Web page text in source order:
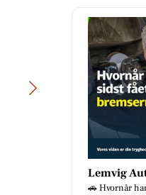
Lemvig
🚗 Hvornår